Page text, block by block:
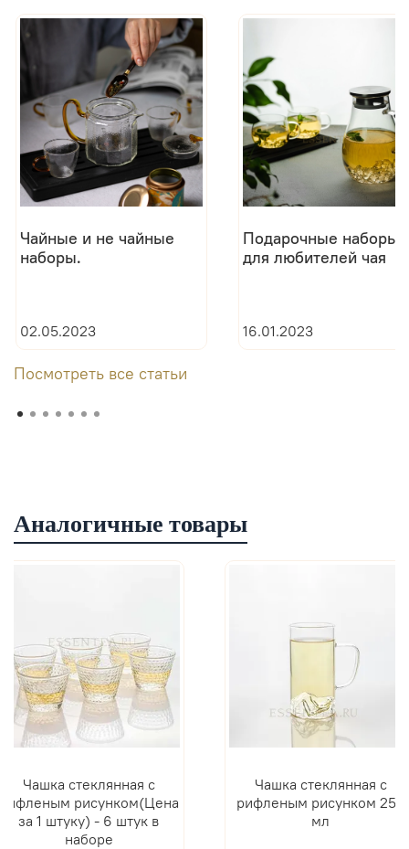
Чайные и не чайные
наборы.
02.05.2023
Подарочные наборы
для любителей чая
16.01.2023
Посмотреть все статьи
Аналогичные товары
Чашка стеклянная с
рисунком(Цена
за 1 штуку) - 6 штук в
наборе
Чашка стеклянная с
рифленым рисунком 250
мл